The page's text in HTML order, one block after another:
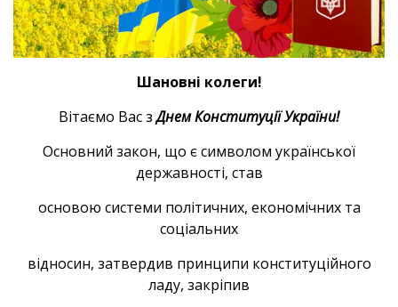
Шановні колеги!
Вітаємо Вас зДнем Конституції України!
Основний закон, що є символом української
державності, став
основою системи політичних, економічних та
соціальних
відносин, затвердив принципи конституційного
ладу, закріпив